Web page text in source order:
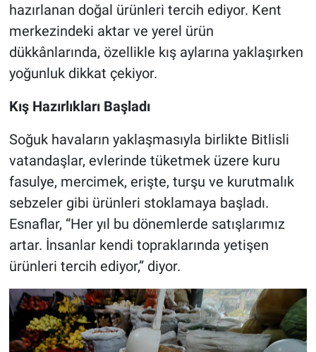
hazırlanan doğal ürünleri tercih ediyor. Kent
merkezindeki aktar ve yerel ürün
dükkânlarında, özellikle kış aylarına yaklaşırken
yoğunluk dikkat çekiyor.
Kış Hazırlıkları Başladı
Soğuk havaların yaklaşmasıyla birlikte Bitlisli
vatandaşlar, evlerinde tüketmek üzere kuru
fasulye, mercimek, erişte, turşu ve kurutmalık
sebzeler gibi ürünleri stoklamaya başladı.
Esnaflar, “Her yıl bu dönemlerde satışlarımız
artar. İnsanlar kendi topraklarında yetişen
ürünleri tercih ediyor,” diyor.